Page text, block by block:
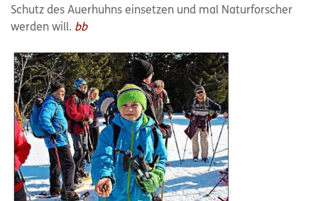
Schutz des Auerhuhns einsetzen und mal Naturforscher
werden will. bb